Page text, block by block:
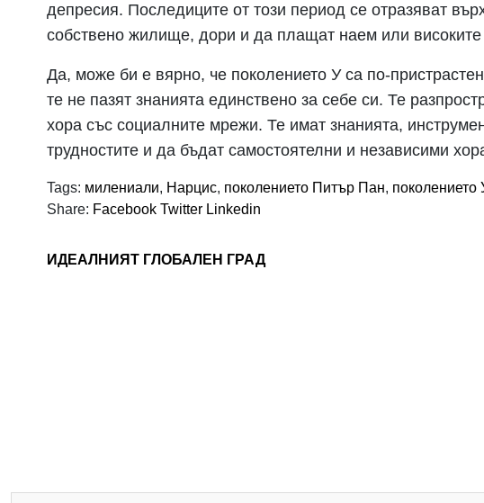
депресия. Последиците от този период се отразяват
собствено жилище, дори и да плащат наем или високите
Да, може би е вярно, че поколението У са по-
те не пазят знанията единствено за себе си. Те
хора със социалните мрежи. Те имат знанията,
трудностите и да бъдат самостоятелни и независими
Tags: милениали, Нарцис, поколението Питър Пан, поколението
Share: Facebook Twitter Linkedin
ИДЕАЛНИЯТ ГЛОБАЛЕН ГРАД